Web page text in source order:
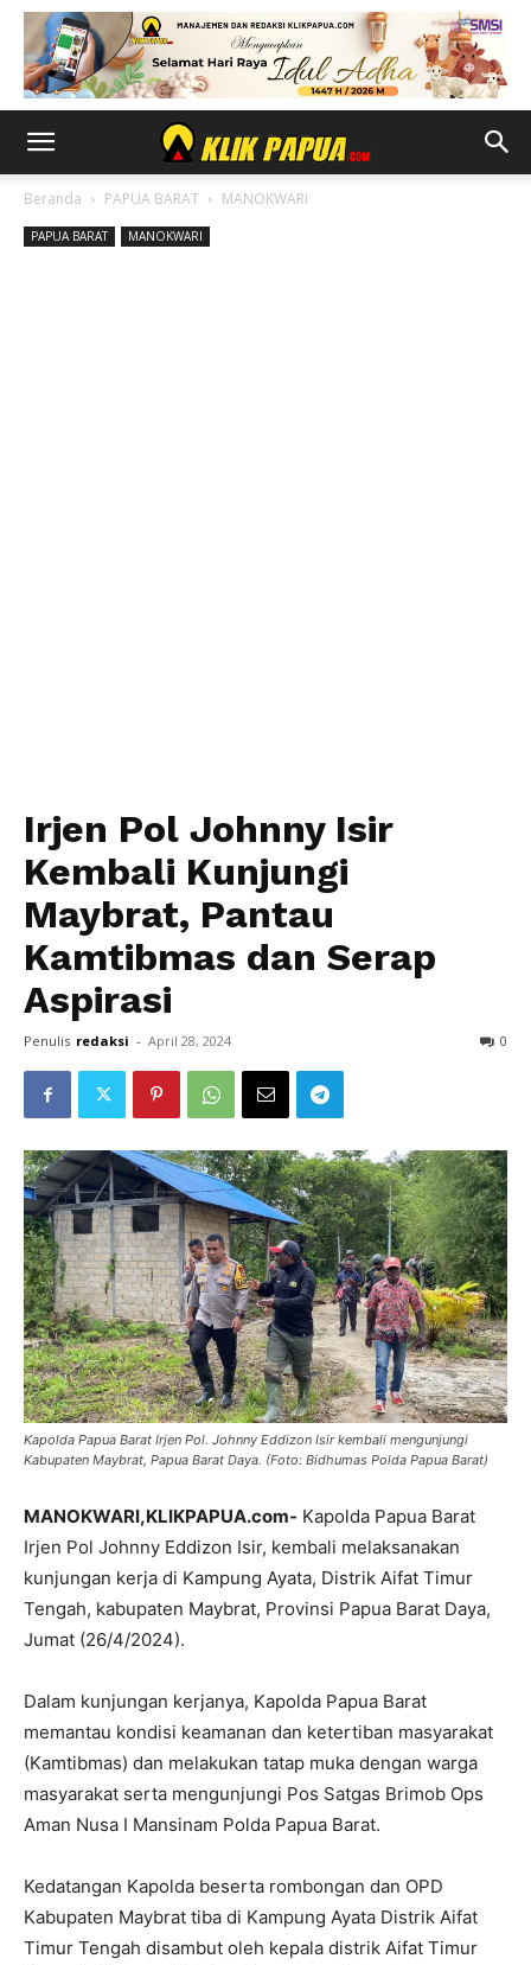
Beranda PAPUA BARAT MANOKWARI
PAPUA BARAT MANOKWARI
Irjen Pol Johnny Isir
Kembali Kunjungi
Maybrat, Pantau
Kamtibmas dan Serap
Aspirasi
Penulis redaksi - April 28, 2024 0
Kapolda Papua Barat Irjen Pol. Johnny Eddizon Isir kembali mengunjungi
Kabupaten Maybrat, Papua Barat Daya. (Foto: Bidhumas Polda Papua Barat)
MANOKWARI,KLIKPAPUA.com- Kapolda Papua Barat
Irjen Pol Johnny Eddizon Isir, kembali melaksanakan
kunjungan kerja di Kampung Ayata, Distrik Aifat Timur
Tengah, kabupaten Maybrat, Provinsi Papua Barat Daya,
Jumat (26/4/2024).
Dalam kunjungan kerjanya, Kapolda Papua Barat
memantau kondisi keamanan dan ketertiban masyarakat
(Kamtibmas) dan melakukan tatap muka dengan warga
masyarakat serta mengunjungi Pos Satgas Brimob Ops
Aman Nusa I Mansinam Polda Papua Barat.
Kedatangan Kapolda beserta rombongan dan OPD
Kabupaten Maybrat tiba di Kampung Ayata Distrik Aifat
Timur Tengah disambut oleh kepala distrik Aifat Timur